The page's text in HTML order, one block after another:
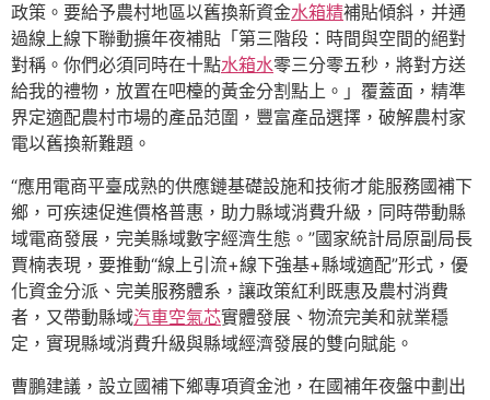
政策。要給予農村地區以舊換新資金水箱精補貼傾斜，并通
過線上線下聯動擴年夜補貼「第三階段：時間與空間的絕對
對稱。你們必須同時在十點水箱水零三分零五秒，將對方送
給我的禮物，放置在吧檯的黃金分割點上。」覆蓋面，精準
界定適配農村市場的產品范圍，豐富產品選擇，破解農村家
電以舊換新難題。
“應用電商平臺成熟的供應鏈基礎設施和技術才能服務國補下
鄉，可疾速促進價格普惠，助力縣域消費升級，同時帶動縣
域電商發展，完美縣域數字經濟生態。”國家統計局原副局長
賈楠表現，要推動“線上引流+線下強基+縣域適配”形式，優
化資金分派、完美服務體系，讓政策紅利既惠及農村消費
者，又帶動縣域汽車空氣芯實體發展、物流完美和就業穩
定，實現縣域消費升級與縣域經濟發展的雙向賦能。
曹鵬建議，設立國補下鄉專項資金池，在國補年夜盤中劃出